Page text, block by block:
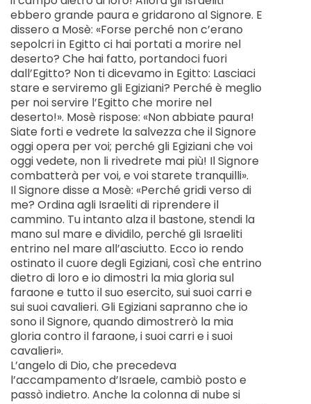
ebbero grande paura e gridarono al Signore. E
dissero a Mosè: «Forse perché non c’erano
sepolcri in Egitto ci hai portati a morire nel
deserto? Che hai fatto, portandoci fuori
dall’Egitto? Non ti dicevamo in Egitto: Lasciaci
stare e serviremo gli Egiziani? Perché è meglio
per noi servire l’Egitto che morire nel
deserto!». Mosè rispose: «Non abbiate paura!
Siate forti e vedrete la salvezza che il Signore
oggi opera per voi; perché gli Egiziani che voi
oggi vedete, non li rivedrete mai più! Il Signore
combatterà per voi, e voi starete tranquilli».
Il Signore disse a Mosè: «Perché gridi verso di
me? Ordina agli Israeliti di riprendere il
cammino. Tu intanto alza il bastone, stendi la
mano sul mare e dividilo, perché gli Israeliti
entrino nel mare all’asciutto. Ecco io rendo
ostinato il cuore degli Egiziani, così che entrino
dietro di loro e io dimostri la mia gloria sul
faraone e tutto il suo esercito, sui suoi carri e
sui suoi cavalieri. Gli Egiziani sapranno che io
sono il Signore, quando dimostrerò la mia
gloria contro il faraone, i suoi carri e i suoi
cavalieri».
L’angelo di Dio, che precedeva
l’accampamento d’Israele, cambiò posto e
passò indietro. Anche la colonna di nube si